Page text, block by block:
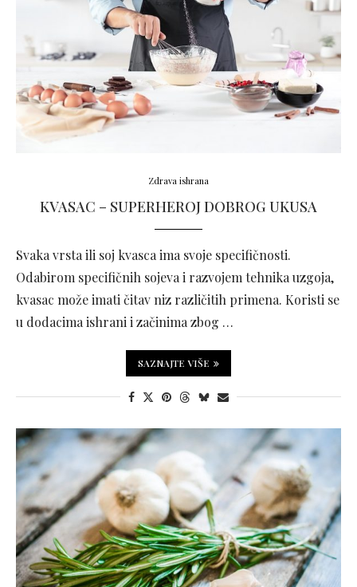
Zdrava ishrana
KVASAC – SUPERHEROJ DOBROG UKUSA
Svaka vrsta ili soj kvasca ima svoje specifičnosti.
Odabirom specifičnih sojeva i razvojem tehnika uzgoja,
kvasac može imati čitav niz različitih primena. Koristi se
u dodacima ishrani i začinima zbog …
SAZNAJTE VIŠE